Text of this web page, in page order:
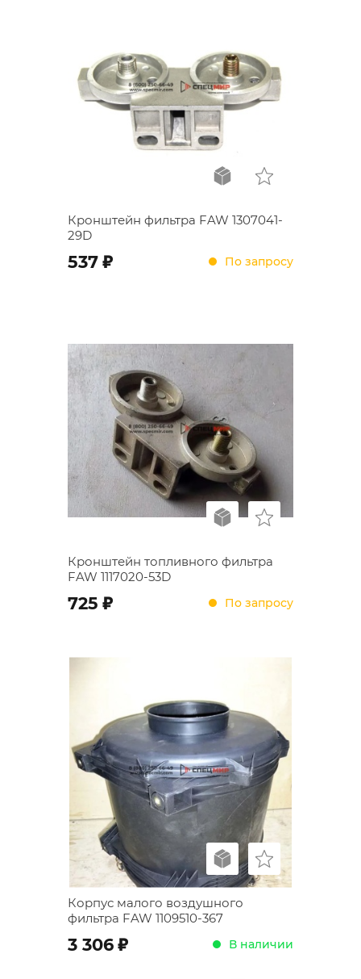
Кронштейн фильтра FAW 1307041-
29D
537 ; По запросу
Кронштейн топливного фильтра
FAW 1117020-53D
725 ; По запросу
Корпус малого воздушного
фильтра FAW 1109510-367
3 306 ; В наличии